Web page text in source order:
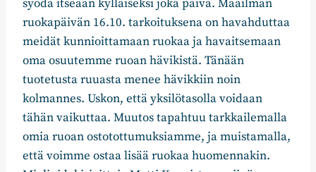
syödä itseään kylläiseksi joka päivä. Maailman
ruokapäivän 16.10. tarkoituksena on havahduttaa
meidät kunnioittamaan ruokaa ja havaitsemaan
oma osuutemme ruoan hävikistä. Tänään
tuotetusta ruuasta menee hävikkiin noin
kolmannes. Uskon, että yksilötasolla voidaan
tähän vaikuttaa. Muutos tapahtuu tarkkailemalla
omia ruoan ostotottumuksiamme, ja muistamalla,
että voimme ostaa lisää ruokaa huomennakin.